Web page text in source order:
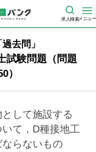
求人検索メニュー
去問」
試験問題（問題
）
して施設する
て，D種接地工
らないもの